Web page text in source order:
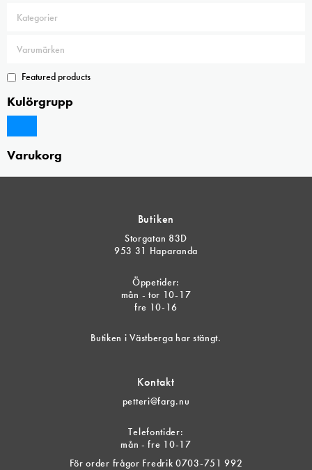
Featured products
Kulörgrupp
Varukorg
Butiken
Storgatan 83D
953 31 Haparanda
Öppetider:
mån - tor 10-17
fre 10-16
Butiken i Västberga har stängt.
Kontakt
petteri@farg.nu
Telefontider:
mån - fre 10-17
För order frågor Fredrik 0703-751 992